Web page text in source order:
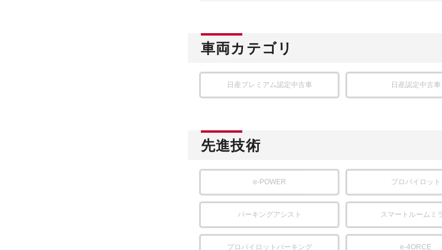
車両カテゴリ
日産プレミアム認定中古車 日産認定中古車
先進技術
e-POWER プロパイロット
パーキングアシスト スマートルームミ
プロパイロットパーキング e-4ORCE